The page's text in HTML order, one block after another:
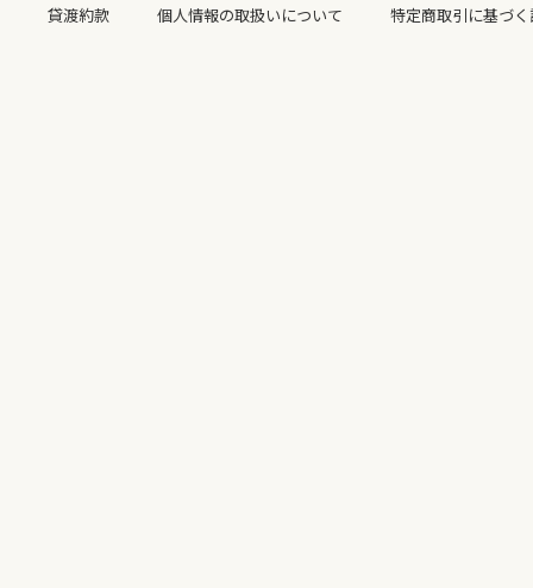
貸渡約款 個人情報の取扱いについて 特定商取引に基づ